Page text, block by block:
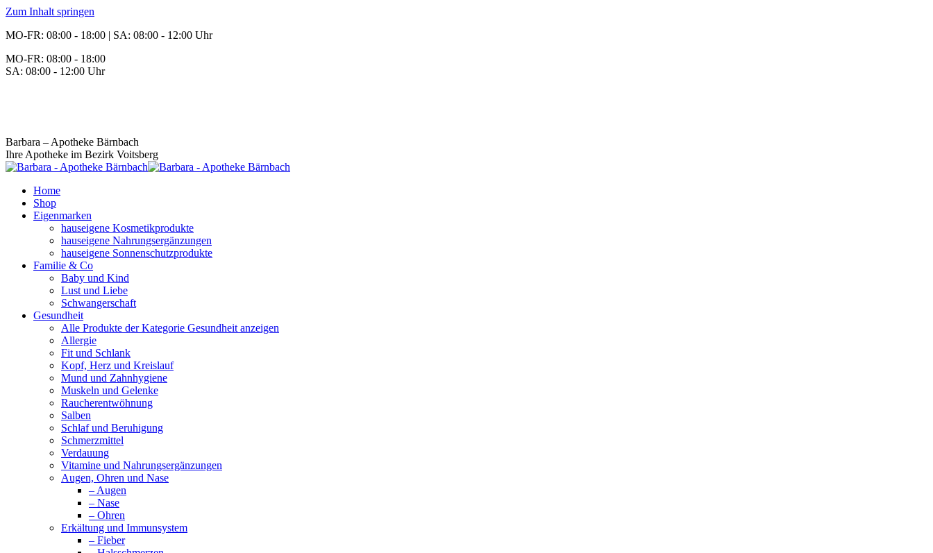
Zum Inhalt springen
MO-FR: 08:00 - 18:00 | SA: 08:00 - 12:00 Uhr
MO-FR: 08:00 - 18:00
SA: 08:00 - 12:00 Uhr
Barbara – Apotheke Bärnbach
Ihre Apotheke im Bezirk Voitsberg
Home
Shop
Eigenmarken
hauseigene Kosmetikprodukte
hauseigene Nahrungsergänzungen
hauseigene Sonnenschutzprodukte
Familie & Co
Baby und Kind
Lust und Liebe
Schwangerschaft
Gesundheit
Alle Produkte der Kategorie Gesundheit anzeigen
Allergie
Fit und Schlank
Kopf, Herz und Kreislauf
Mund und Zahnhygiene
Muskeln und Gelenke
Raucherentwöhnung
Salben
Schlaf und Beruhigung
Schmerzmittel
Verdauung
Vitamine und Nahrungsergänzungen
Augen, Ohren und Nase
– Augen
– Nase
– Ohren
Erkältung und Immunsystem
– Fieber